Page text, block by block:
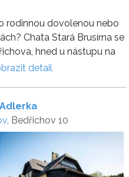
rodinnou dovolenou nebo
Chata Stará Brusírna se
hned u nástupu na
detail
, Bedřichov 10